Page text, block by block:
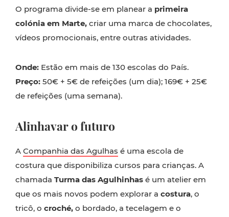
O programa divide-se em planear a primeira
colónia em Marte, criar uma marca de chocolates,
vídeos promocionais, entre outras atividades.
Onde: Estão em mais de 130 escolas do País.
Preço: 50€ + 5€ de refeições (um dia); 169€ + 25€
de refeições (uma semana).
Alinhavar o futuro
A Companhia das Agulhas é uma escola de
costura que disponibiliza cursos para crianças. A
chamada Turma das Agulhinhas é um atelier em
que os mais novos podem explorar a costura, o
tricô, o croché, o bordado, a tecelagem e o